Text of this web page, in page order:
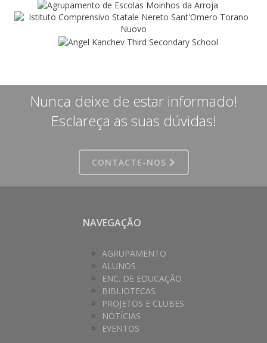
Nunca deixe de estar informado!
Esclareça as suas dúvidas!
CONTACTE-NOS
NAVEGAÇÃO
AGRUPAMENTO
ALUNOS
ENC. DE EDUCAÇÃO
BIBLIOTECAS
PROJETOS E CLUBES
NOTÍCIAS
EVENTOS